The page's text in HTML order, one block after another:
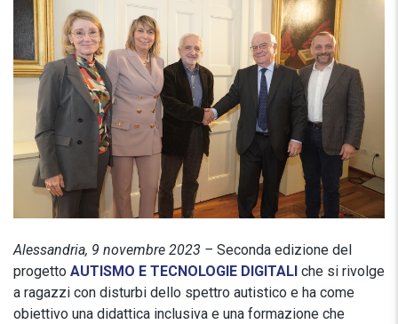
Alessandria, 9 novembre 2023 – Seconda edizione del
progetto AUTISMO E TECNOLOGIE DIGITALI che si rivolge
a ragazzi con disturbi dello spettro autistico e ha come
obiettivo una didattica inclusiva e una formazione che